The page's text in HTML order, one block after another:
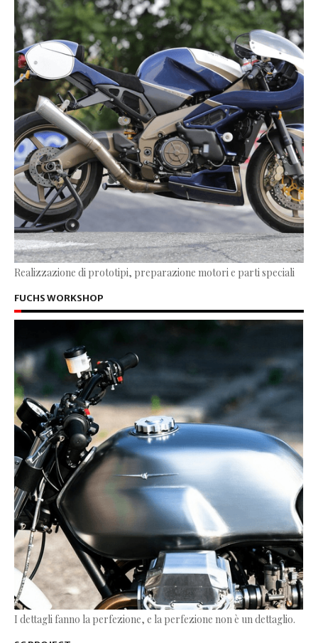
Realizzazione di prototipi, preparazione motori e parti speciali
FUCHS WORKSHOP
I dettagli fanno la perfezione, e la perfezione non è un dettaglio.